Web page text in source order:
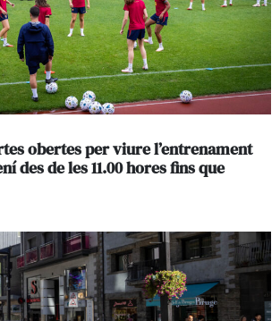
obertes per viure l’entrenament
des de les 11.00 hores fins que